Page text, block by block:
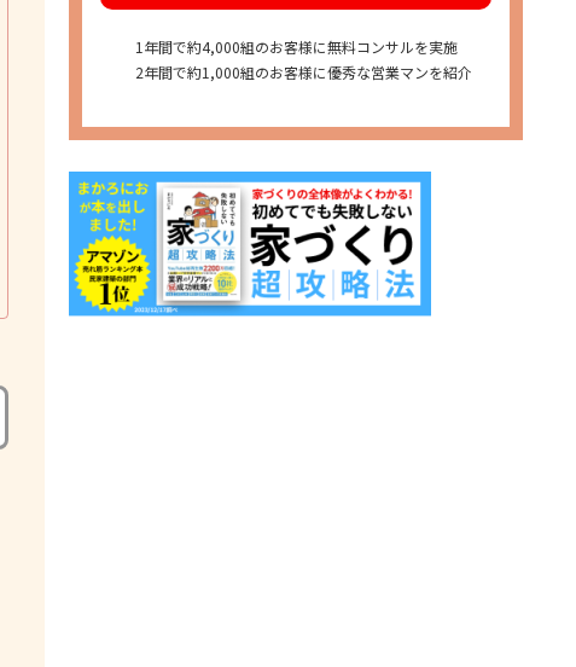
1年間で約4,000組のお客様に無料コンサルを実施
2年間で約1,000組のお客様に優秀な営業マンを紹介